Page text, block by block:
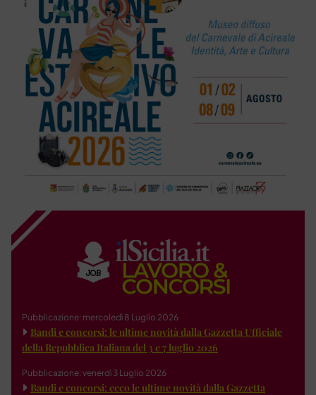
Pubblicazione: mercoledì 8 Luglio 2026
Bandi e concorsi: le ultime novità dalla Gazzetta Ufficiale
della Repubblica Italiana del 3 e 7 luglio 2026
Pubblicazione: venerdì 3 Luglio 2026
Bandi e concorsi: ecco le ultime novità dalla Gazzetta